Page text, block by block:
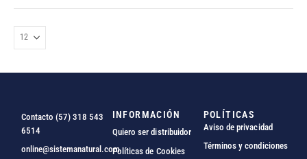
Contacto (57) 318 543
6514
online@sistemanatural.com
INFORMACIÓN
Quiero ser distribuidor
Políticas de Cookies
POLÍTICAS
Aviso de privacidad
Términos y condiciones